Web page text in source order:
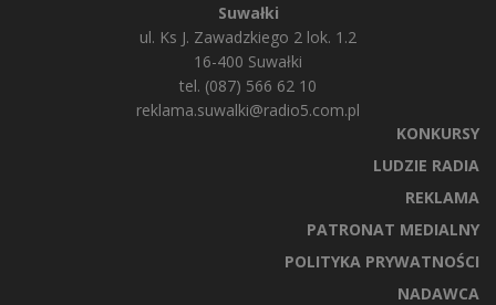
Suwałki
ul. Ks J. Zawadzkiego 2 lok. 1.2
16-400 Suwałki
tel. (087) 566 62 10
reklama.suwalki@radio5.com.pl
KONKURSY
LUDZIE RADIA
REKLAMA
PATRONAT MEDIALNY
POLITYKA PRYWATNOŚCI
NADAWCA